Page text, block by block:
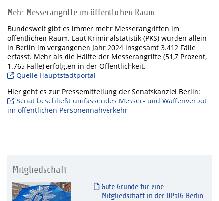
Mehr Messerangriffe im öffentlichen Raum
Bundesweit gibt es immer mehr Messerangriffen im
öffentlichen Raum. Laut Kriminalstatistik (PKS) wurden allein
in Berlin im vergangenen Jahr 2024 insgesamt 3.412 Fälle
erfasst. Mehr als die Hälfte der Messerangriffe (51,7 Prozent,
1.765 Fälle) erfolgten in der Öffentlichkeit.
Quelle Hauptstadtportal
Hier geht es zur Pressemitteilung der Senatskanzlei Berlin:
Senat beschließt umfassendes Messer- und Waffenverbot
im öffentlichen Personennahverkehr
Mitgliedschaft
Gute Gründe für eine
Mitgliedschaft in der DPolG Berlin